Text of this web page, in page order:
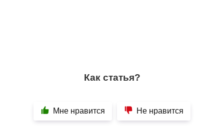
Как статья?
Мне нравится Не нравится